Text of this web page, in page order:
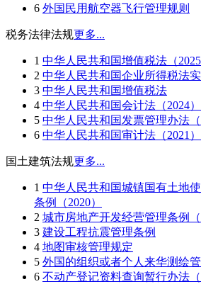
6 外国民用航空器飞行管理规则
税务法律法规更多...
1 中华人民共和国增值税法（2025
2 中华人民共和国企业所得税法实
3 中华人民共和国增值税法
4 中华人民共和国会计法（2024）
5 中华人民共和国发票管理办法（
6 中华人民共和国审计法（2021）
国土建筑法规更多...
1 中华人民共和国城镇国有土地
条例（2020）
2 城市房地产开发经营管理条例（
3 建设工程抗震管理条例
4 地图审核管理规定
5 外国的组织或者个人来华测绘管
6 不动产登记资料查询暂行办法（